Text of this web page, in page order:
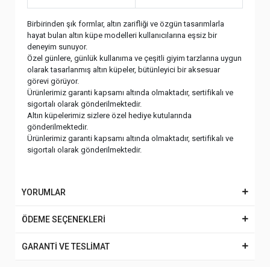
Birbirinden şık formlar, altın zarifliği ve özgün tasarımlarla
hayat bulan altın küpe modelleri kullanıcılarına eşsiz bir
deneyim sunuyor.
Özel günlere, günlük kullanıma ve çeşitli giyim tarzlarına uygun
olarak tasarlanmış altın küpeler, bütünleyici bir aksesuar
görevi görüyor.
Ürünlerimiz garanti kapsamı altında olmaktadır, sertifikalı ve
sigortalı olarak gönderilmektedir.
Altın küpelerimiz sizlere özel hediye kutularında
gönderilmektedir.
Ürünlerimiz garanti kapsamı altında olmaktadır, sertifikalı ve
sigortalı olarak gönderilmektedir.
YORUMLAR
ÖDEME SEÇENEKLERİ
GARANTİ VE TESLİMAT